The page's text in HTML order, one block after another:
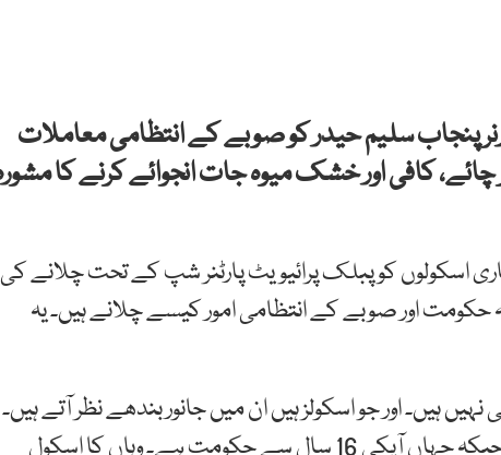
پنجاب سلیم حیدر کو صوبے کے انتظامی معاملات
کافی اور خشک میوہ جات انجوائے کرنے کا
اسکولوں کو پبلک پرائیویٹ پارٹنر شپ کے تحت چلانے کی
اور صوبے کے انتظامی امور کیسے چلانے ہیں۔ یہ
ہیں۔ اور جو اسکولز ہیں ان میں جانور بندھے نظر آتے ہیں۔